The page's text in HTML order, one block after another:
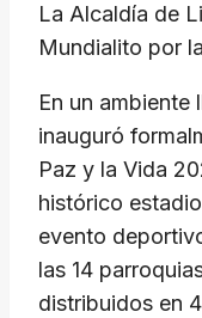
Link
La Alcaldía de
Mundialito por
​En un ambiente
inauguró
Paz y la Vida
histórico
evento
las 14
distribuidos en